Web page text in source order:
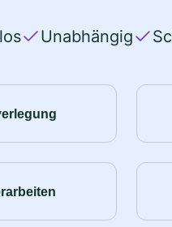
Unabhängig